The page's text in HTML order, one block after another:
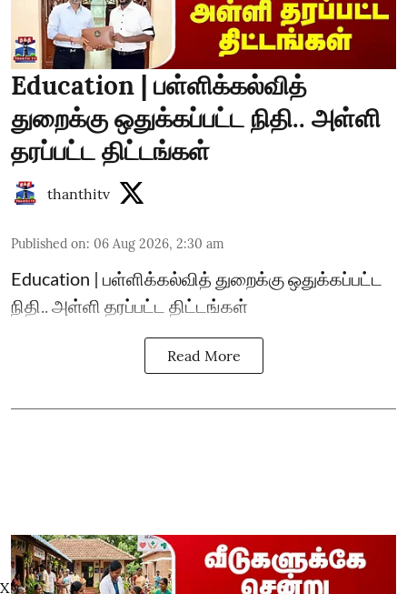
Education | பள்ளிக்கல்வித்
துறைக்கு ஒதுக்கப்பட்ட நிதி.. அள்ளி
தரப்பட்ட திட்டங்கள்
thanthitv
Published on: 06 Aug 2026, 2:30 am
Education | பள்ளிக்கல்வித் துறைக்கு ஒதுக்கப்பட்ட
நிதி.. அள்ளி தரப்பட்ட திட்டங்கள்
Read More
X